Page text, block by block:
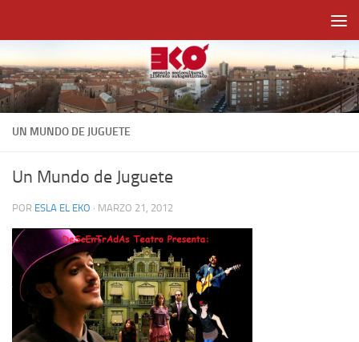
UN MUNDO DE JUGUETE
Un Mundo de Juguete
POR ESLA EL EKO · MARZO 21, 2012